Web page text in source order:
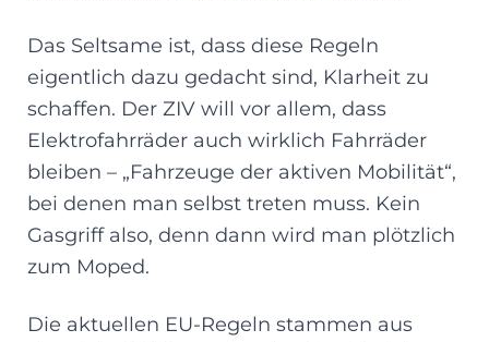
Das Seltsame ist, dass diese Regeln
eigentlich dazu gedacht sind, Klarheit zu
schaffen. Der ZIV will vor allem, dass
Elektrofahrräder auch wirklich Fahrräder
bleiben – „Fahrzeuge der aktiven Mobilität“,
bei denen man selbst treten muss. Kein
Gasgriff also, denn dann wird man plötzlich
zum Moped.
Die aktuellen EU-Regeln stammen aus